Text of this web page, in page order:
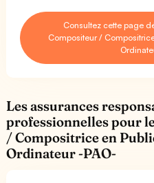
Consultez cette page
Compositeur /
Les assurances
professionnelles pour
/ Compositrice en
Ordinateur -PAO-